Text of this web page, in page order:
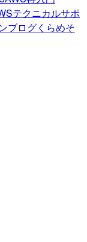
テクニカルサポ
ブログくらめそ